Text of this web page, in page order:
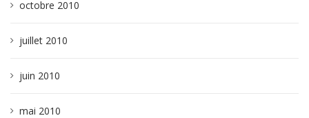
octobre 2010
juillet 2010
juin 2010
mai 2010